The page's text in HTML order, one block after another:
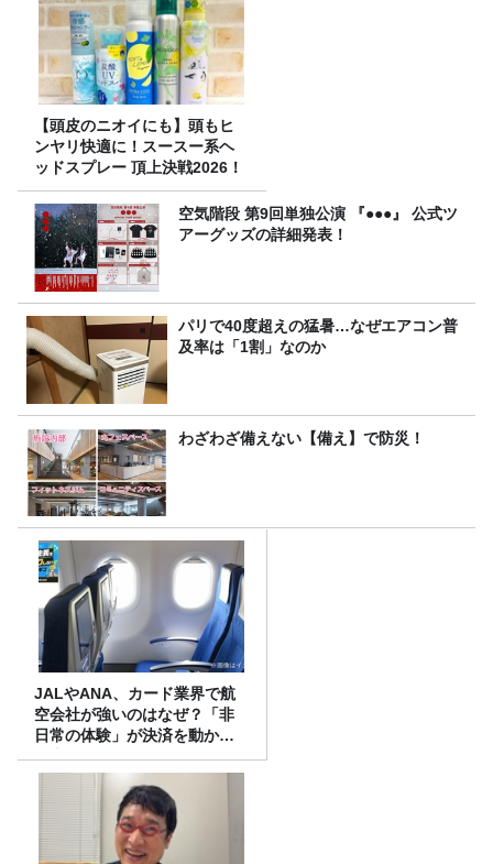
【頭皮のニオイにも】頭もヒ
ンヤリ快適に！スースー系ヘ
ッドスプレー 頂上決戦2026！
空気階段 第9回単独公演 『●●●』 公式ツ
アーグッズの詳細発表！
パリで40度超えの猛暑…なぜエアコン普
及率は「1割」なのか
わざわざ備えない【備え】で防災！
JALやANA、カード業界で航
空会社が強いのはなぜ？「非
日常の体験」が決済を動かす
理由